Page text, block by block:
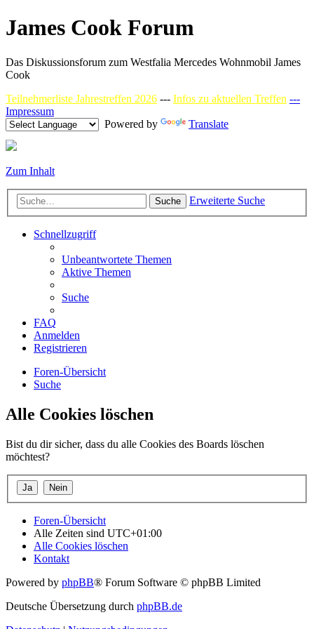
James Cook Forum
Das Diskussionsforum zum Westfalia Mercedes Wohnmobil James
Cook
Teilnehmerliste Jahrestreffen 2026 --- Infos zu aktuellen Treffen ---
Impressum
Powered by
Translate
Zum Inhalt
Suche Erweiterte Suche
Schnellzugriff
Unbeantwortete Themen
Aktive Themen
Suche
FAQ
Anmelden
Registrieren
Foren-Übersicht
Suche
Alle Cookies löschen
Bist du dir sicher, dass du alle Cookies des Boards löschen
möchtest?
Foren-Übersicht
Alle Zeiten sind UTC+01:00
Alle Cookies löschen
Kontakt
Powered by phpBB® Forum Software © phpBB Limited
Deutsche Übersetzung durch phpBB.de